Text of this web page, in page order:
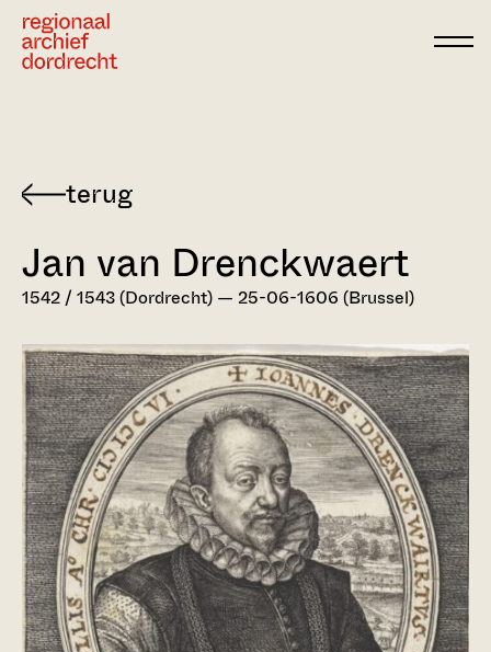
Terug
Dordts
biografisch
woordenboek
Jan van Drenckwaert
1542 / 1543 (Dordrecht) — 25-06-1606 (Brussel)